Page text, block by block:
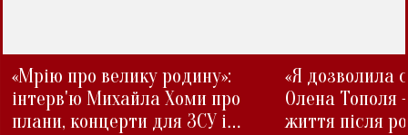
«Мрію про велику родину»:
інтерв'ю Михайла Хоми про
плани, концерти для ЗСУ і
«Я дозволила
Олена Тополя
життя після